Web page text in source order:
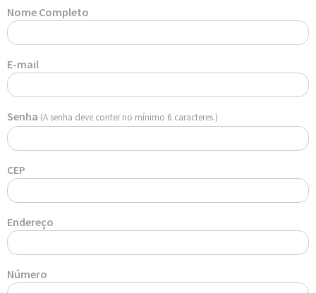
Nome Completo
E-mail
Senha (A senha deve conter no mínimo 6 caracteres.)
CEP
Endereço
Número